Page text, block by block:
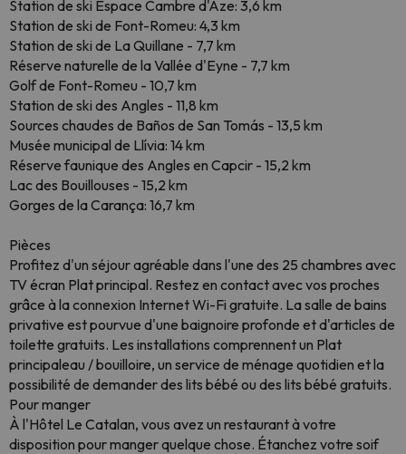
Station de ski Espace Cambre d'Aze: 3,6 km
Station de ski de Font-Romeu: 4,3 km
Station de ski de La Quillane - 7,7 km
Réserve naturelle de la Vallée d'Eyne - 7,7 km
Golf de Font-Romeu - 10,7 km
Station de ski des Angles - 11,8 km
Sources chaudes de Baños de San Tomás - 13,5 km
Musée municipal de Llívia: 14 km
Réserve faunique des Angles en Capcir - 15,2 km
Lac des Bouillouses - 15,2 km
Gorges de la Carança: 16,7 km
Pièces
Profitez d'un séjour agréable dans l'une des 25 chambres avec
TV écran Plat principal. Restez en contact avec vos proches
grâce à la connexion Internet Wi-Fi gratuite. La salle de bains
privative est pourvue d'une baignoire profonde et d'articles de
toilette gratuits. Les installations comprennent un Plat
principaleau / bouilloire, un service de ménage quotidien et la
possibilité de demander des lits bébé ou des lits bébé gratuits.
Pour manger
À l'Hôtel Le Catalan, vous avez un restaurant à votre
disposition pour manger quelque chose. Étanchez votre soif